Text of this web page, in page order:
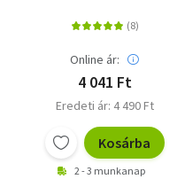
depresszió, düh, pánik
és az aggódás
kezelésére
Online ár:
4 041 Ft
Eredeti ár: 4 490 Ft
Kosárba
2 - 3 munkanap